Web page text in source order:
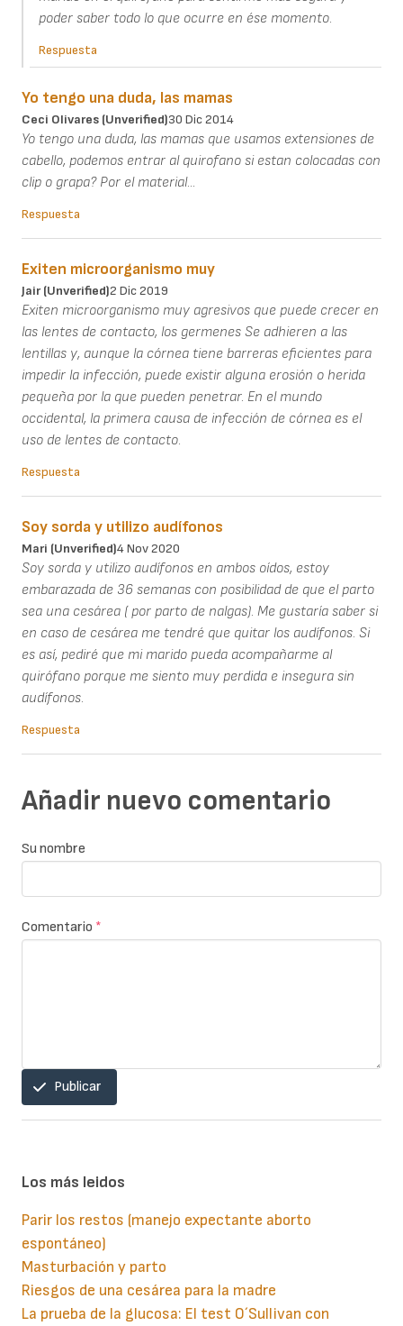
poder saber todo lo que ocurre en ése momento.
Respuesta
Yo tengo una duda, las mamas
Ceci Olivares (unverified)30 Dic 2014
Yo tengo una duda, las mamas que usamos extensiones de
cabello, podemos entrar al quirofano si estan colocadas con
clip o grapa? Por el material...
Respuesta
Exiten microorganismo muy
Jair (unverified)2 Dic 2019
Exiten microorganismo muy agresivos que puede crecer en
las lentes de contacto, los germenes Se adhieren a las
lentillas y, aunque la córnea tiene barreras eficientes para
impedir la infección, puede existir alguna erosión o herida
pequeña por la que pueden penetrar. En el mundo
occidental, la primera causa de infección de córnea es el
uso de lentes de contacto.
Respuesta
Soy sorda y utilizo audífonos
Mari (unverified)4 Nov 2020
Soy sorda y utilizo audífonos en ambos oídos, estoy
embarazada de 36 semanas con posibilidad de que el parto
sea una cesárea ( por parto de nalgas). Me gustaría saber si
en caso de cesárea me tendré que quitar los audífonos. Si
es así, pediré que mi marido pueda acompañarme al
quirófano porque me siento muy perdida e insegura sin
audífonos.
Respuesta
Añadir nuevo comentario
Su nombre
Comentario *
Publicar
Los más leidos
Parir los restos (manejo expectante aborto
espontáneo)
Masturbación y parto
Riesgos de una cesárea para la madre
La prueba de la glucosa: El test O´Sullivan con